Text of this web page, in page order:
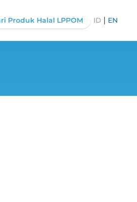
Produk Halal LPPOM ID | EN